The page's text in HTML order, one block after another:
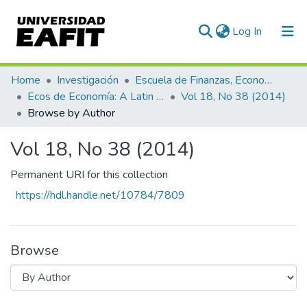
Log In (current)
Communities & Collections
All of DSpace
Home Investigación
Escuela de Finanzas, Economía y Gobierno
Ecos de Economía: A Latin American Journal of Applied Economics
Vol 18, No 38 (2014)
Browse by Author
Vol 18, No 38 (2014)
Permanent URI for this collection
https://hdl.handle.net/10784/7809
Browse